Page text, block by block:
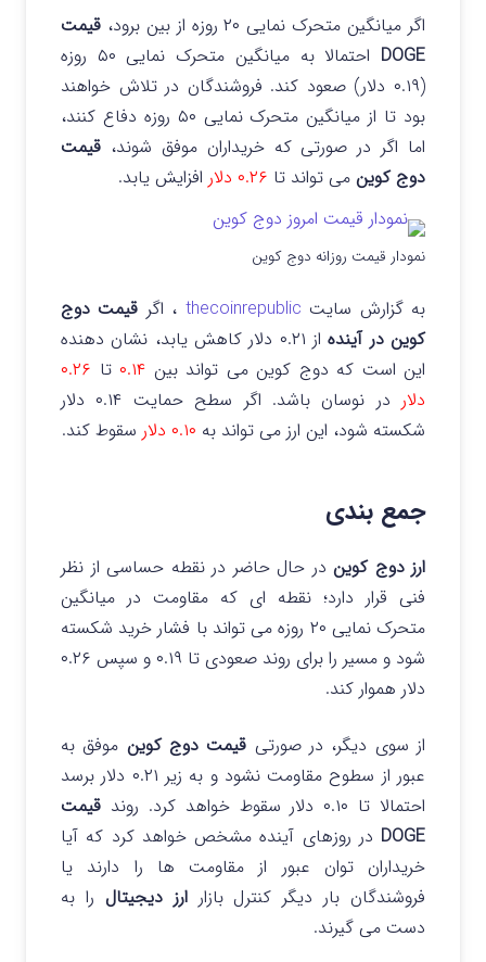
اگر میانگین متحرک نمایی ۲۰ روزه از بین برود،
قیمت
DOGE
احتمالا به میانگین متحرک نمایی ۵۰ روزه
(۰.۱۹ دلار) صعود کند. فروشندگان در تلاش خواهند
بود تا از میانگین متحرک نمایی ۵۰ روزه دفاع کنند،
اما اگر در صورتی که خریداران موفق شوند، قیمت
دوج کوین می‌ تواند تا ۰.۲۶ دلار افزایش یابد.
نمودار قیمت روزانه دوج کوین
به گزارش سایت thecoinrepublic ، اگر قیمت دوج
کوین در آینده
از ۰.۲۱ دلار کاهش یابد، نشان دهنده
این است که دوج کوین می‌ تواند بین ۰.۱۴ تا ۰.۲۶
دلار
در نوسان باشد. اگر سطح حمایت ۰.۱۴ دلار
شکسته شود، این ارز می‌ تواند به ۰.۱۰ دلار سقوط کند.
جمع بندی
ارز دوج کوین در حال حاضر در نقطه حساسی از نظر
فنی قرار دارد؛ نقطه ای که مقاومت در میانگین
متحرک نمایی ۲۰ روزه می تواند با فشار خرید شکسته
شود و مسیر را برای روند صعودی تا ۰.۱۹ و سپس ۰.۲۶
دلار هموار کند.
از سوی دیگر، در صورتی قیمت دوج کوین موفق به
عبور از سطوح مقاومت نشود و به زیر ۰.۲۱ دلار برسد
احتمالا تا ۰.۱۰ دلار سقوط خواهد کرد.
روند قیمت
DOGE در روزهای آینده مشخص خواهد کرد که آیا
خریداران توان عبور از مقاومت‌ ها را دارند یا
فروشندگان بار دیگر کنترل بازار ارز دیجیتال را به
دست می‌ گیرند.